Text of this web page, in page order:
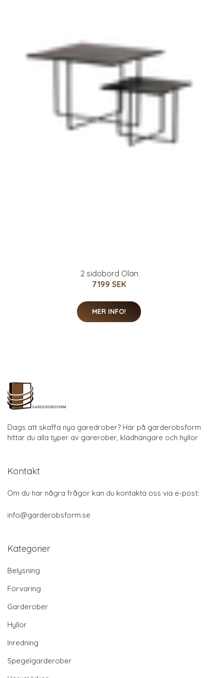
2 sidobord Olan
7199 SEK
MER INFO!
Dags att skaffa nya garedrober? Här på garderobsform
hittar du alla typer av garerober, klädhängare och hyllor
Kontakt
Om du har några frågor kan du kontakta oss via e-post:
info@garderobsform.se
Kategorier
Belysning
Förvaring
Garderober
Hyllor
Inredning
Spegelgarderober